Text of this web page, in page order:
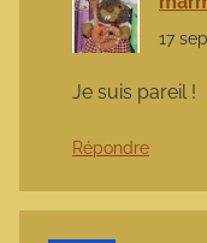
17
Je suis pareil !
Répondre